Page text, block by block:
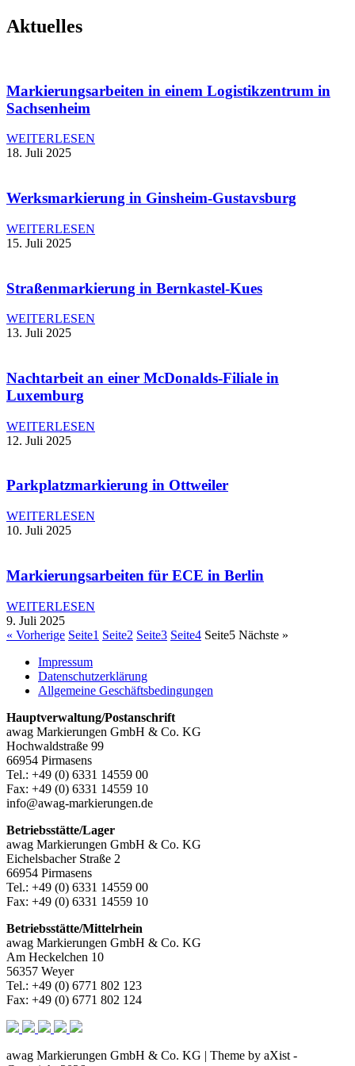
Aktuelles
Markierungsarbeiten in einem Logistikzentrum in
Sachsenheim
WEITERLESEN
18. Juli 2025
Werksmarkierung in Ginsheim-Gustavsburg
WEITERLESEN
15. Juli 2025
Straßenmarkierung in Bernkastel-Kues
WEITERLESEN
13. Juli 2025
Nachtarbeit an einer McDonalds-Filiale in
Luxemburg
WEITERLESEN
12. Juli 2025
Parkplatzmarkierung in Ottweiler
WEITERLESEN
10. Juli 2025
Markierungsarbeiten für ECE in Berlin
WEITERLESEN
9. Juli 2025
« Vorherige Seite1 Seite2 Seite3 Seite4 Seite5 Nächste »
Impressum
Datenschutzerklärung
Allgemeine Geschäftsbedingungen
Hauptverwaltung/Postanschrift
awag Markierungen GmbH & Co. KG
Hochwaldstraße 99
66954 Pirmasens
Tel.: +49 (0) 6331 14559 00
Fax: +49 (0) 6331 14559 10
info@awag-markierungen.de
Betriebsstätte/Lager
awag Markierungen GmbH & Co. KG
Eichelsbacher Straße 2
66954 Pirmasens
Tel.: +49 (0) 6331 14559 00
Fax: +49 (0) 6331 14559 10
Betriebsstätte/Mittelrhein
awag Markierungen GmbH & Co. KG
Am Heckelchen 10
56357 Weyer
Tel.: +49 (0) 6771 802 123
Fax: +49 (0) 6771 802 124
awag Markierungen GmbH & Co. KG | Theme by aXist -